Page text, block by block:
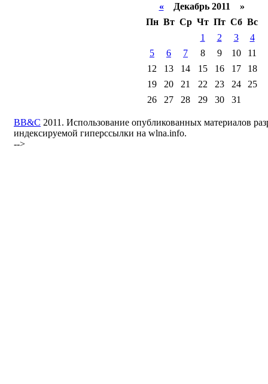
«Декабрь 2011 »
Пн Вт Ср Чт Пт Сб Вс
1
2 3
4
5
6 7 8 9 10
11
12
13 14 15 16 17
18
19
20 21 22 23 24
25
26
27 28 29 30 31
BB&C 2011. Использование опубликованных материалов
индексируемой гиперссылки на wlna.info.
-->